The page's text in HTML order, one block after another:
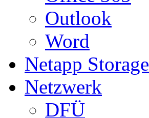
Outlook
Word
Netapp Storage
Netzwerk
DFÜ